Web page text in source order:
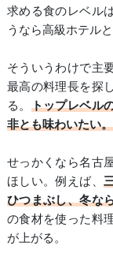
求める食のレベル
うなら高級ホテル
そういうわけで主
最高の料理長を探
る。 トップレベル
非とも味わいたい。
せっかくなら名古
ほしい。例えば、
ひつまぶし、冬な
の食材を使った料
が上がる。